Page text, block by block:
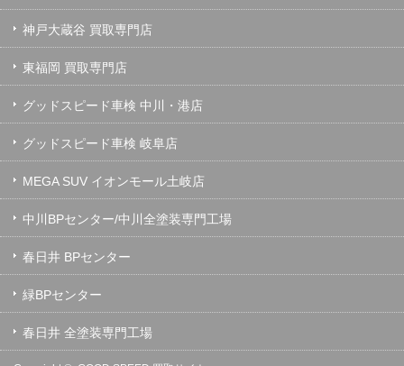
神戸大蔵谷 買取専門店
東福岡 買取専門店
グッドスピード車検 中川・港店
グッドスピード車検 岐阜店
MEGA SUV イオンモール土岐店
中川BPセンター/中川全塗装専門工場
春日井 BPセンター
緑BPセンター
春日井 全塗装専門工場